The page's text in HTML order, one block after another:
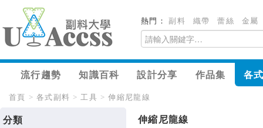
熱門：副料 織帶 蕾絲 金屬
流行趨勢 知識百科 設計分享 作品集 各
首頁 > 各式副料 > 工具 > 伸縮尼龍線
分類 伸縮尼龍線